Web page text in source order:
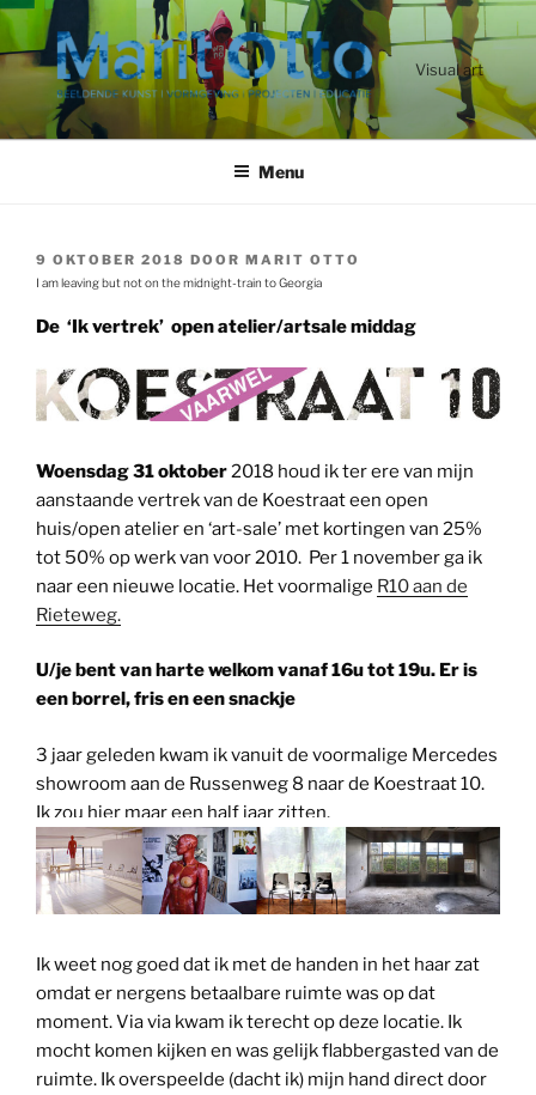
Ga
naar
de
Visual art
Menu
GEPLAATST
OP
9 OKTOBER 2018 DOOR MARIT OTTO
I am leaving but not on the midnight-train to Georgia
De ‘Ik vertrek’ open atelier/artsale middag
Woensdag 31 oktober2018 houd ik ter ere van mijn
aanstaande vertrek van de Koestraat een open
huis/open atelier en ‘art-sale’ met kortingen van 25%
tot 50% op werk van voor 2010. Per 1 november ga ik
naar een nieuwe locatie. Het voormalige R10 aan de
Rieteweg.
U/je bent van harte welkom vanaf 16u tot 19u. Er is
een borrel, fris en een snackje
3 jaar geleden kwam ik vanuit de voormalige Mercedes
showroom aan de Russenweg 8 naar de Koestraat 10.
Ik zou hier maar een half jaar zitten.
Ik weet nog goed dat ik met de handen in het haar zat
omdat er nergens betaalbare ruimte was op dat
moment. Via via kwam ik terecht op deze locatie. Ik
mocht komen kijken en was gelijk flabbergasted van de
ruimte. Ik overspeelde (dacht ik) mijn hand direct door